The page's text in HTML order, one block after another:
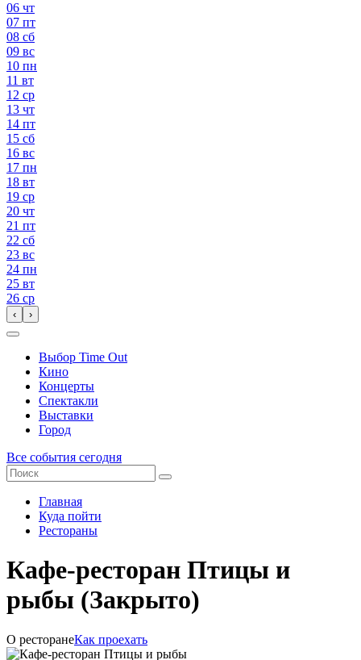
06 чт
07 пт
08 сб
09 вс
10 пн
11 вт
12 ср
13 чт
14 пт
15 сб
16 вс
17 пн
18 вт
19 ср
20 чт
21 пт
22 сб
23 вс
24 пн
25 вт
26 ср
‹ ›
Выбор Time Out
Кино
Концерты
Спектакли
Выставки
Город
Все события сегодня
Главная
Куда пойти
Рестораны
Кафе-ресторан Птицы и
рыбы (Закрыто)
О ресторанеКак проехать